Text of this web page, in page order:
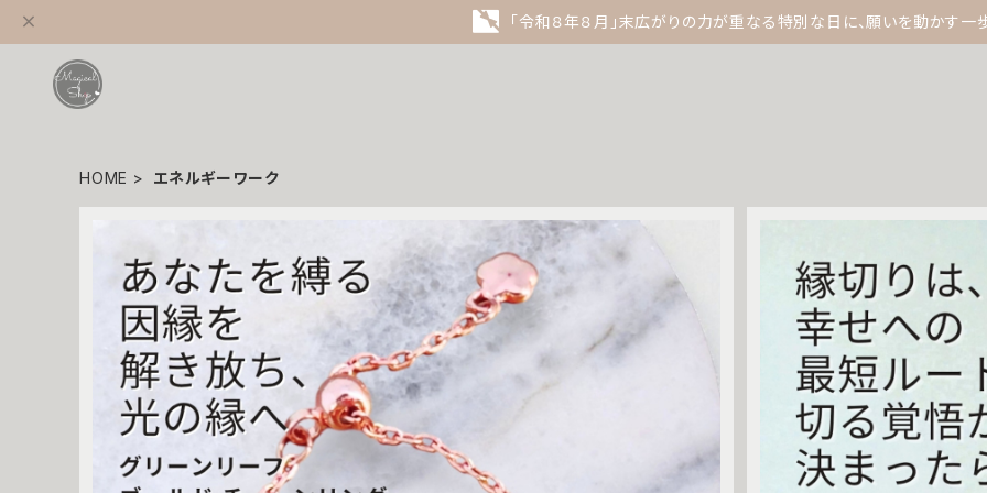
「令和８年８月」末広がりの力が重なる特別な日に、願いを動かす一
HOME エネルギーワーク